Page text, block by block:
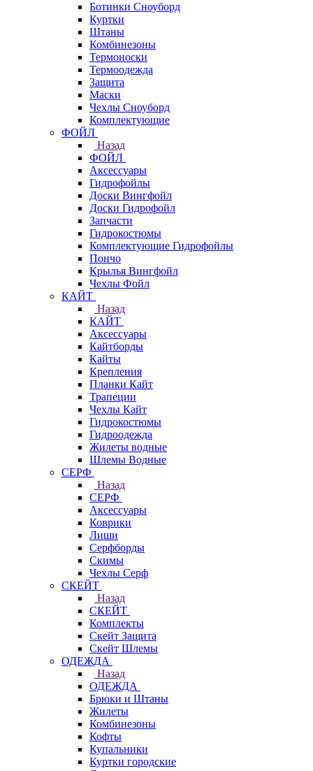
Ботинки Сноуборд
Куртки
Штаны
Комбинезоны
Термоноски
Термоодежда
Защита
Маски
Чехлы Сноуборд
Комплектующие
ФОЙЛ
Назад
ФОЙЛ
Аксессуары
Гидрофойлы
Доски Вингфойл
Доски Гидрофойл
Запчасти
Гидрокостюмы
Комплектующие Гидрофойлы
Пончо
Крылья Вингфойл
Чехлы Фойл
КАЙТ
Назад
КАЙТ
Аксессуары
Кайтборды
Кайты
Крепления
Планки Кайт
Трапеции
Чехлы Кайт
Гидрокостюмы
Гидроодежда
Жилеты водные
Шлемы Водные
СЕРФ
Назад
СЕРФ
Аксессуары
Коврики
Лиши
Серфборды
Скимы
Чехлы Cерф
СКЕЙТ
Назад
СКЕЙТ
Комплекты
Скейт Защита
Скейт Шлемы
ОДЕЖДА
Назад
ОДЕЖДА
Брюки и Штаны
Жилеты
Комбинезоны
Кофты
Купальники
Куртки городские